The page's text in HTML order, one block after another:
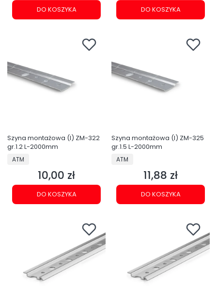
DO KOSZYKA DO KOSZYKA
Szyna montażowa (I) ZM-322
gr.1.2 L-2000mm
PRODUCENT
ATM
Cena
10,00 zł
DO KOSZYKA
Szyna montażowa (I) ZM-325
gr.1.5 L-2000mm
PRODUCENT
ATM
Cena
11,88 zł
DO KOSZYKA